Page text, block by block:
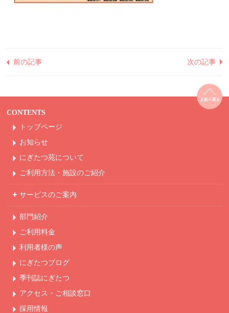
前の記事 次の記事
CONTENTS
トップページ
お知らせ
にぎたつ苑について
ご利用方法・ 施設のご紹介
サービスのご案内
部門紹介
ご利用料金
利用者様の声
にぎたつブログ
季刊誌にぎたつ
アクセス・ご相談窓口
採用情報